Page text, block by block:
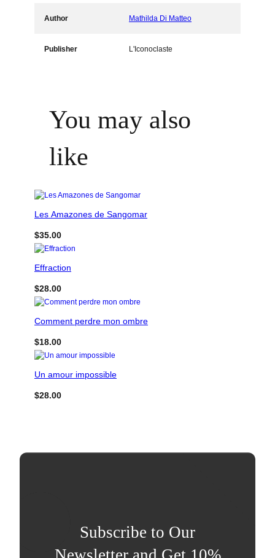
Author Mathilda Di Matteo
Publisher L'Iconoclaste
You may also
like
Les Amazones de Sangomar
$35.00
Effraction
$28.00
Comment perdre mon ombre
$18.00
Un amour impossible
$28.00
Subscribe to Our